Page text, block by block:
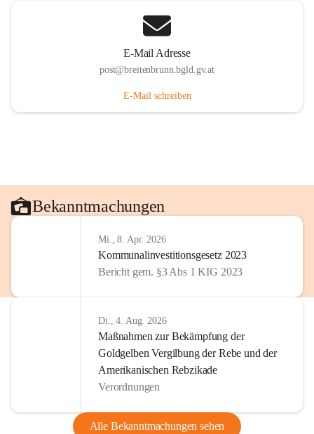
E-Mail Adresse
post@breitenbrunn.bgld.gv.at
E-Mail schreiben
Bekanntmachungen
Mi., 8. Apr. 2026
Kommunalinvestitionsgesetz 2023
Bericht gem. §3 Abs 1 KIG 2023
Di., 4. Aug. 2026
Maßnahmen zur Bekämpfung der
Goldgelben Vergilbung der Rebe und der
Amerikanischen Rebzikade
Verordnungen
Alle Bekanntmachungen sehen